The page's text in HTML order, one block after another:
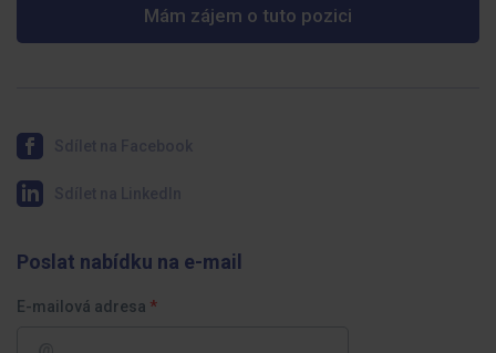
Mám zájem o tuto pozici
Poslat nabídku na e-mail
E-mailová adresa